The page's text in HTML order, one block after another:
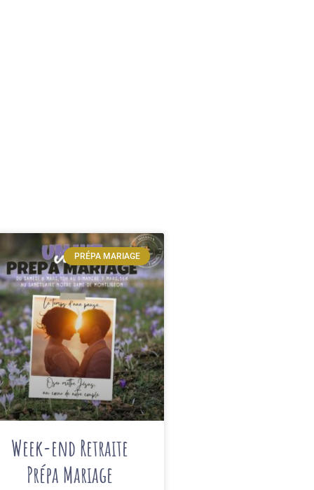
PRÉPA MARIAGE
Week-end Retraite
Prépa Mariage